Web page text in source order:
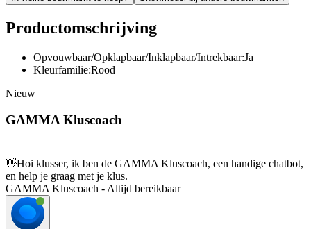
Productomschrijving
Opvouwbaar/Opklapbaar/Inklapbaar/Intrekbaar:Ja
Kleurfamilie:Rood
Nieuw
GAMMA Kluscoach
👋Hoi klusser, ik ben de GAMMA Kluscoach, een handige chatbot,
en help je graag met je klus.
GAMMA Kluscoach - Altijd bereikbaar